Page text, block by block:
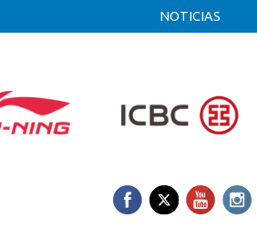
NOTICIAS